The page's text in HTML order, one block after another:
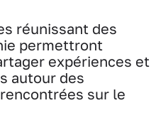
réunissant des
permettront
expériences et
autour des
sur le